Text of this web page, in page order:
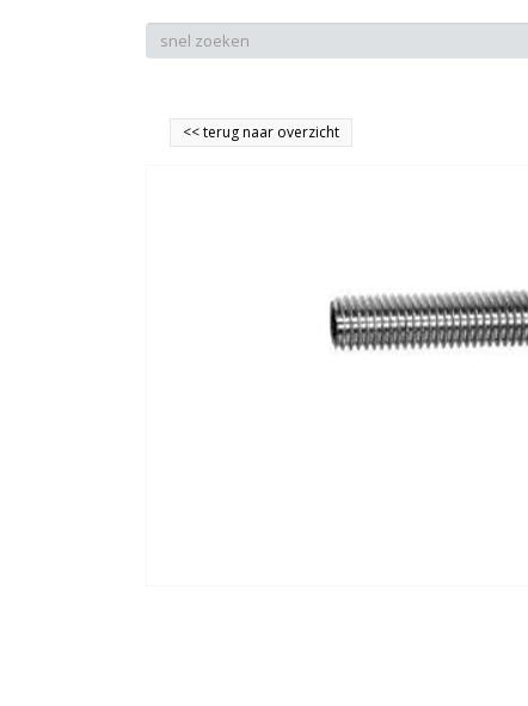
<<terug naar overzicht